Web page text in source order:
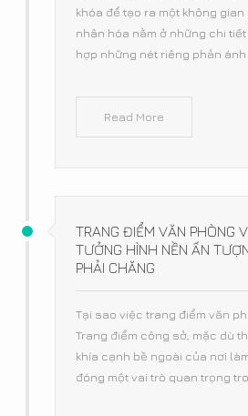
khóa để tạo ra một không
nhân hóa nằm ở những chi
hợp những nét riêng phản
Read More
TRANG ĐIỂM VĂN PHÒNG
TƯỞNG HÌNH NỀN ẤN
PHẢI CHĂNG
Tại sao việc trang điểm văn
Trang điểm công sở, mặc dù
khía cạnh bề ngoài của nơi
đóng một vai trò quan trọng